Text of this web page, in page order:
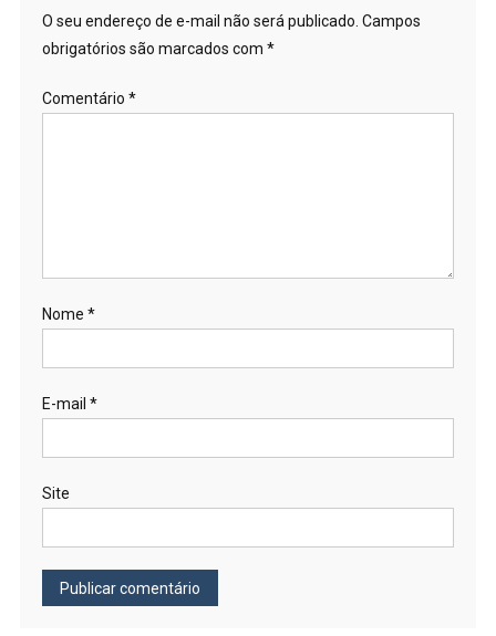
O seu endereço de e-mail não será publicado. Campos
obrigatórios são marcados com *
Comentário *
Nome *
E-mail *
Site